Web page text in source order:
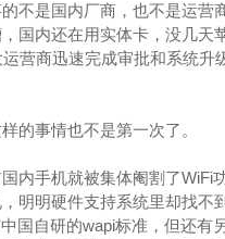
不是国内厂商，也不是运营
国内还在用实体卡，没几天
营商迅速完成审批和系统升
的事情也不是第一次了。
内手机就被集体阉割了WiFi
明明硬件支持系统里却找不
国自研的wapi标准，但还有